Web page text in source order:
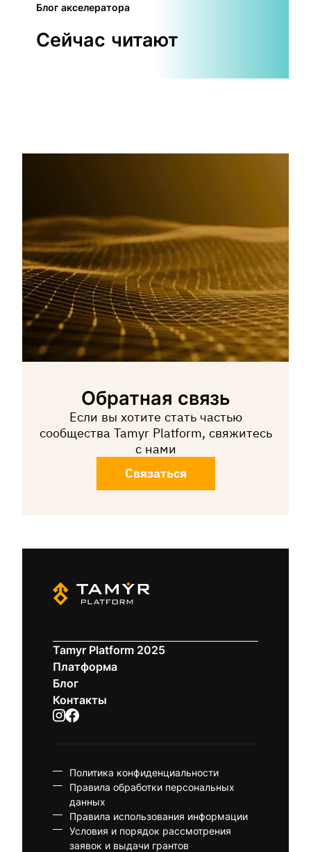
Блог акселератора
Сейчас читают
Обратная связь
Если вы хотите стать частью
сообщества Tamyr Platform, свяжитесь
с нами
Связаться
Tamyr Platform 2025
Платформа
Блог
Контакты
Политика конфиденциальности
Правила обработки персональных
данных
Правила использования информации
Условия и порядок рассмотрения
заявок и выдачи грантов